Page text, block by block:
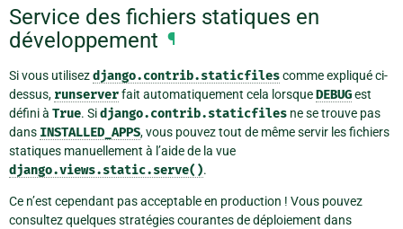
Service des fichiers statiques en
développement ¶
Si vous utilisezdjango.contrib.staticfilescomme expliqué ci-
dessus, runserverfait automatiquement cela lorsqueDEBUGest
défini à True. Sidjango.contrib.staticfiles ne se trouve pas
dans INSTALLED_APPS, vous pouvez tout de même servir les fichiers
statiques manuellement à l’aide de la vue
django.views.static.serve().
Ce n’est cependant pas acceptable en production ! Vous pouvez
consultez quelques stratégies courantes de déploiement dans